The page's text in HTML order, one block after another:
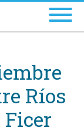
Ríos
Ficer